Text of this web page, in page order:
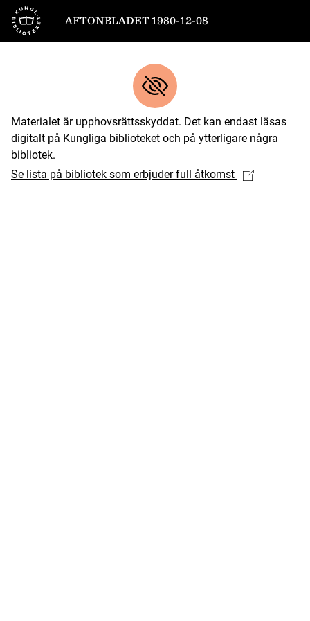
Till startsidan
AFTONBLADET 1980-12-08
Materialet är upphovsrättsskyddat. Det kan endast läsas
digitalt på Kungliga biblioteket och på ytterligare några
bibliotek.
Se lista på bibliotek som erbjuder full åtkomst